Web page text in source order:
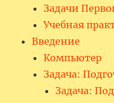
Задачи
Учебная
Введение
Компьютер
Задача:
Задача: